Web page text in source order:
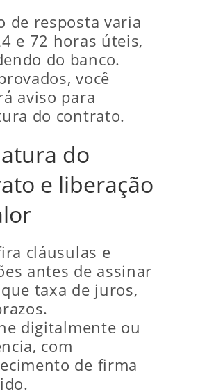
de resposta varia
e 72 horas úteis,
do banco.
você
aviso para
do contrato.
do
e liberação
cláusulas e
antes de assinar
taxa de juros,
digitalmente ou
com
de firma